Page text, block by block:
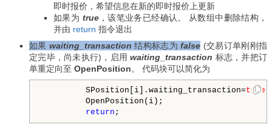
即时报价，希望信息在新的即时报价上更新
如果为 true，该笔业务已经确认。 从数组中删除结构，
并由 return 指令退出
如果 waiting_transaction 结构标志为false (交易订单刚刚指
定完毕，尚未执行)， 启用waiting_transaction 标志，并把订
单重定向至 OpenPosition。 代码块可以简化为
SPosition[i].waiting_transaction=true
OpenPosition(i);
return ;